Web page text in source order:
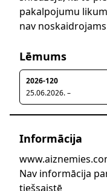
pakalpojumu
nav
Lēmums
2026-120
25.06.2026. –
Informācija
Nav informācija
tiešsaistē